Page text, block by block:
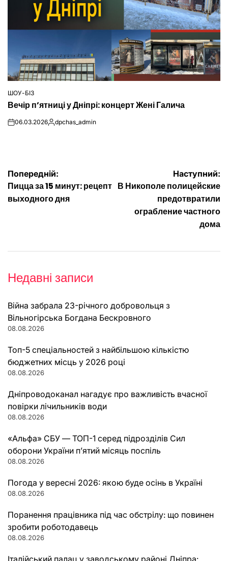
ОПУБЛІКУВАТИ
У
ШОУ-БІЗ
Вечір п’ятниці у Дніпрі: концерт Жені Галича
on06.03.2026Опубліковано
dpchas_admin
Навігація
записів
Попередній:
Пицца за 15 минут: рецепт
выходного дня
Наступний:
В Никополе полицейские
предотвратили
ограбление частного
дома
Недавні записи
Війна забрала 23-річного добровольця з
Вільногірська Богдана Бескровного
08.08.2026
Топ-5 спеціальностей з найбільшою кількістю
бюджетних місць у 2026 році
08.08.2026
Дніпроводоканал нагадує про важливість вчасної
повірки лічильників води
08.08.2026
«Альфа» СБУ — ТОП-1 серед підрозділів Сил
оборони України п’ятий місяць поспіль
08.08.2026
Погода у вересні 2026: якою буде осінь в Україні
08.08.2026
Поранення працівника під час обстрілу: що повинен
зробити роботодавець
08.08.2026